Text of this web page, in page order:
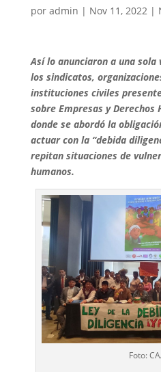
por admin | Nov 11, 2022|
Así lo anunciaron a una
los sindicatos,
instituciones civiles
sobre Empresas y Derechos
donde se abordó la
actuar con la “debida
repitan situaciones de
humanos.
Foto: